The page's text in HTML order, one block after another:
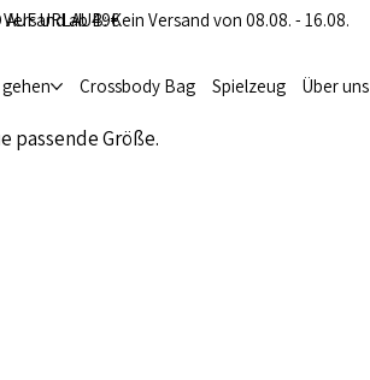
ab 49€
gehen Crossbody Bag Spielzeug Über uns
AUF URLAUB: Kein Versand von 08.08. - 16.08.
passende Größe.